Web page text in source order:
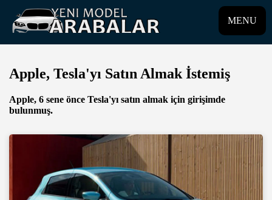
MENU
Apple, Tesla'yı Satın Almak İstemiş
Apple, 6 sene önce Tesla'yı satın almak için girişimde
bulunmuş.